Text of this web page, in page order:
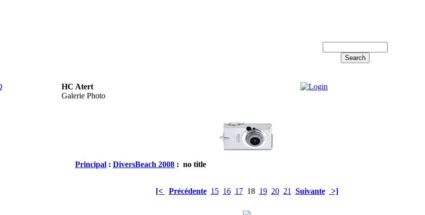
HC Atert
Galerie Photo
Principal : DiversBeach 2008 : no title
[< Précédente 15 16 1718 19 20 21 Suivante >]